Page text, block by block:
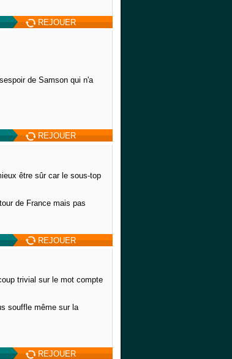
REJOUER
de Samson qui n'a
REJOUER
être sûr car le sous-top
de France mais pas
REJOUER
trivial sur le mot compte
souffle même sur la
REJOUER